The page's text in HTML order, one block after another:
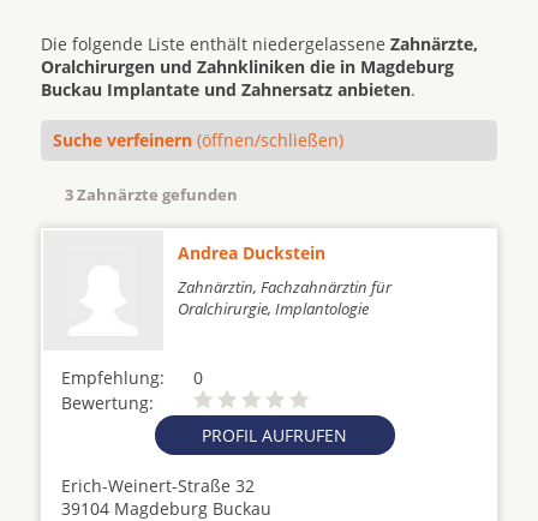
Die folgende Liste enthält niedergelassene Zahnärzte,
Oralchirurgen und Zahnkliniken die in Magdeburg
Buckau Implantate und Zahnersatz anbieten.
Suche verfeinern (öffnen/schließen)
3 Zahnärzte gefunden
Andrea Duckstein
Zahnärztin, Fachzahnärztin für
Oralchirurgie, Implantologie
Empfehlung:
0
Bewertung:
PROFIL AUFRUFEN
Erich-Weinert-Straße 32
39104 Magdeburg Buckau